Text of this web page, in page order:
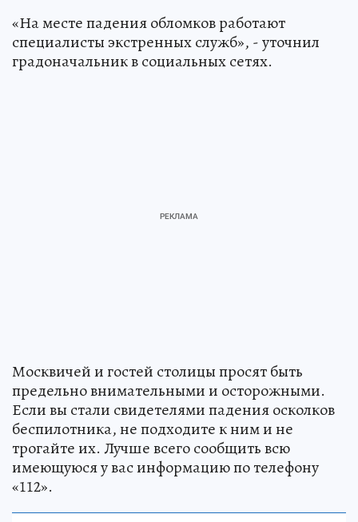
«На месте падения обломков работают
специалисты экстренных служб», - уточнил
градоначальник в социальных сетях.
Москвичей и гостей столицы просят быть
предельно внимательными и осторожными.
Если вы стали свидетелями падения осколков
беспилотника, не подходите к ним и не
трогайте их. Лучше всего сообщить всю
имеющуюся у вас информацию по телефону
«112».